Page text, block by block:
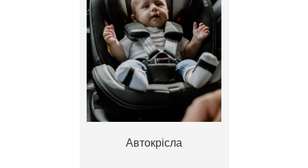
Автокрісла